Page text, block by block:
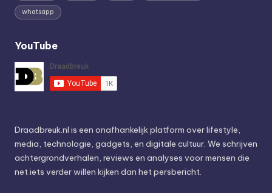
whatsapp
YouTube
Draadbreuk.nl is een onafhankelijk platform over lifestyle,
media, technologie, gadgets, en digitale cultuur. We schrijven
achtergrondverhalen, reviews en analyses voor mensen die
net iets verder willen kijken dan het persbericht.